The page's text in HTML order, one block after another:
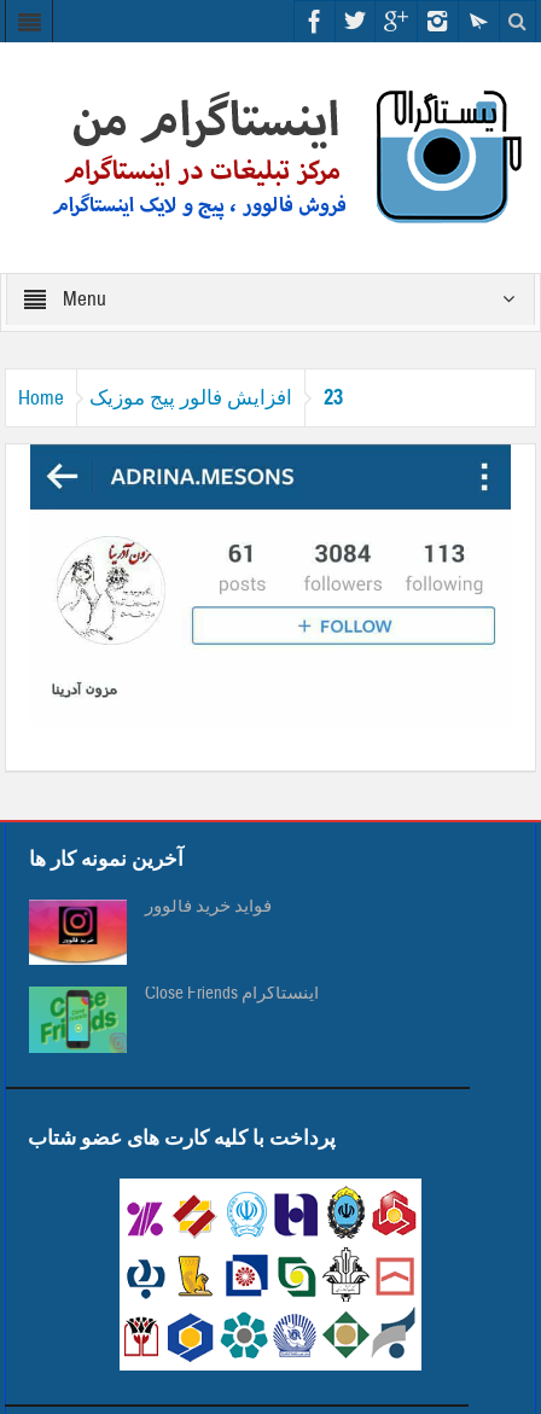
Menu
Home افزایش فالور پیج موزیک 23
آخرین نمونه کار ها
فواید خرید فالوور
Close Friends اینستاگرام
پرداخت با کلیه کارت های عضو شتاب